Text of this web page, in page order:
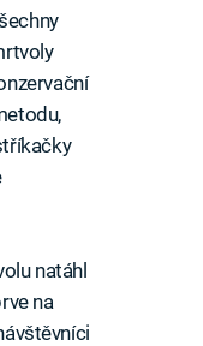
natáhl
na